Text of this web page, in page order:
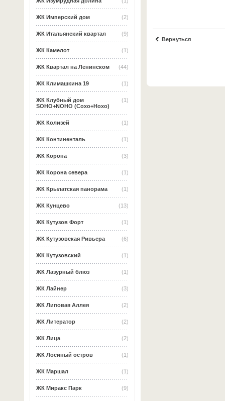
(2)
ЖК Имперский дом
(9)
ЖК Итальянский квартал
(1)
ЖК Камелот
(44)
ЖК Квартал на Ленинском
(1)
ЖК Климашкина 19
(1)
ЖК Клубный дом
SOHO+NOHO (Сохо+Нохо)
(1)
ЖК Колизей
(1)
ЖК Континенталь
(3)
ЖК Корона
(1)
ЖК Корона севера
(1)
ЖК Крылатская панорама
(13)
ЖК Кунцево
(1)
ЖК Кутузов Форт
(6)
ЖК Кутузовская Ривьера
(1)
ЖК Кутузовский
(1)
ЖК Лазурный блюз
(3)
ЖК Лайнер
(2)
ЖК Липовая Аллея
(2)
ЖК Литератор
(2)
ЖК Лица
(1)
ЖК Лосиный остров
(1)
ЖК Маршал
(9)
ЖК Миракс Парк
Вернуться